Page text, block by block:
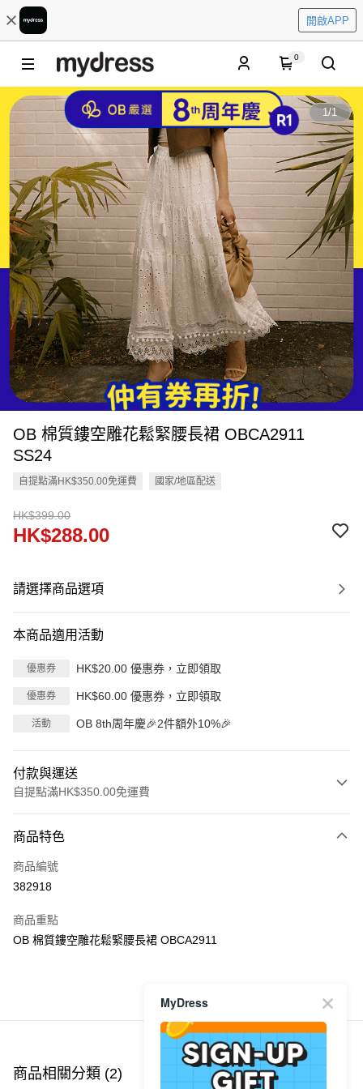
開啟APP
0
1/1
OB 棉質鏤空雕花鬆緊腰長裙 OBCA2911
SS24
自提點滿HK$350.00免運費 國家/地區配送
HK$399.00
HK$288.00
請選擇商品選項
本商品適用活動
優惠券 HK$20.00 優惠券，立即領取
優惠券 HK$60.00 優惠券，立即領取
活動 OB 8th周年慶🎉2件額外10%🎉
付款與運送
自提點滿HK$350.00免運費
信用卡
Apple Pay
PayMe
每筆HK$40.00，滿HK$350.00或以上免運費
付款後順豐站及營業點
商品特色
商品編號
382918
商品重點
OB 棉質鏤空雕花鬆緊腰長裙 OBCA2911
商品推薦
商品相關分類 (2)
MyDress